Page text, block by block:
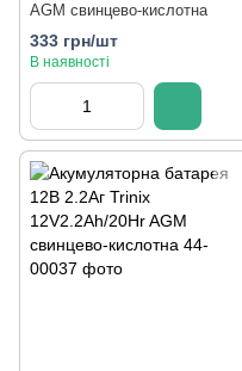
AGM свинцево-кислотна
333 грн/шт
В наявності